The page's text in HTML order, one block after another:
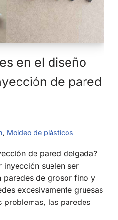
en el diseño
de pared
, Moldeo de plásticos
de pared delgada?
inyección suelen ser
paredes de grosor fino y
excesivamente gruesas
problemas, las paredes